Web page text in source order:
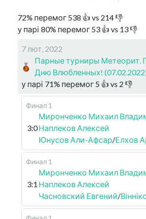
72% перемог 538 👍 vs 214👎
у парі 80% перемог 53 👍 vs 13👎
7 лют, 2022
Парные турниры Метеорит.
Дню Влюбленных!
у парі 71% перемог 5 👍 vs 2 👎
Финал 1
3:0
Миронченко Михаил
Наплеков Алексей
Юнусов Али-Афсар/Елхов
Финал 1
3:1
Миронченко Михаил
Наплеков Алексей
Часновский Евгений/